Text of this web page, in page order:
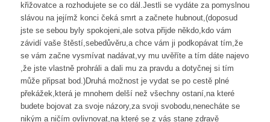
křižovatce a rozhodujete se co dál.Jestli se vydáte za pomyslnou
slávou na jejímž konci čeká smrt a začnete hubnout,(doposud
jste se sebou byly spokojeni,ale sotva přijde někdo,kdo vám
závidí vaše štěstí,sebedůvěru,a chce vám ji podkopávat tím,že
se vám začne vysmívat nadávat,vy mu uvěříte a tím dáte najevo
,že jste vlastně prohráli a dali mu za pravdu a dotyčnej si tím
může připsat bod.)Druhá možnost je vydat se po cestě plné
překážek,která je mnohem delší než všechny ostaní,na které
budete bojovat za svoje názory,za svoji svobodu,nenecháte se
nikým a ničím ovlivnovat,na které se z vás stane zdravě